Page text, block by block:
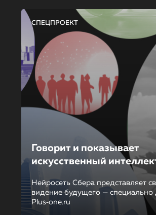
СПЕЦПРОЕКТ
Говорит и показывает
искусственный
Нейросеть Сбера представляет
видение будущего — специально
Plus‑one.ru